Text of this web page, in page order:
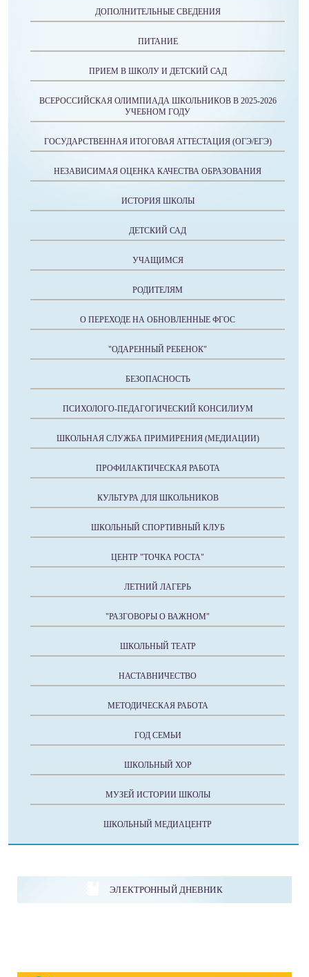
ДОПОЛНИТЕЛЬНЫЕ СВЕДЕНИЯ
ПИТАНИЕ
ПРИЕМ В ШКОЛУ И ДЕТСКИЙ САД
ВСЕРОССИЙСКАЯ ОЛИМПИАДА ШКОЛЬНИКОВ В 2025-2026
УЧЕБНОМ ГОДУ
ГОСУДАРСТВЕННАЯ ИТОГОВАЯ АТТЕСТАЦИЯ (ОГЭ/ЕГЭ)
НЕЗАВИСИМАЯ ОЦЕНКА КАЧЕСТВА ОБРАЗОВАНИЯ
ИСТОРИЯ ШКОЛЫ
ДЕТСКИЙ САД
УЧАЩИМСЯ
РОДИТЕЛЯМ
О ПЕРЕХОДЕ НА ОБНОВЛЕННЫЕ ФГОС
"ОДАРЕННЫЙ РЕБЕНОК"
БЕЗОПАСНОСТЬ
ПСИХОЛОГО-ПЕДАГОГИЧЕСКИЙ КОНСИЛИУМ
ШКОЛЬНАЯ СЛУЖБА ПРИМИРЕНИЯ (МЕДИАЦИИ)
ПРОФИЛАКТИЧЕСКАЯ РАБОТА
КУЛЬТУРА ДЛЯ ШКОЛЬНИКОВ
ШКОЛЬНЫЙ СПОРТИВНЫЙ КЛУБ
ЦЕНТР "ТОЧКА РОСТА"
ЛЕТНИЙ ЛАГЕРЬ
"РАЗГОВОРЫ О ВАЖНОМ"
ШКОЛЬНЫЙ ТЕАТР
НАСТАВНИЧЕСТВО
МЕТОДИЧЕСКАЯ РАБОТА
ГОД СЕМЬИ
ШКОЛЬНЫЙ ХОР
МУЗЕЙ ИСТОРИИ ШКОЛЫ
ШКОЛЬНЫЙ МЕДИАЦЕНТР
ЭЛЕКТРОННЫЙ ДНЕВНИК